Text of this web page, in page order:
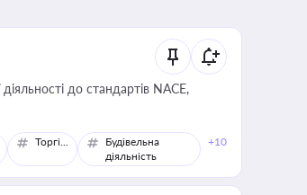
до стандартів NACE,
Торгівля
Будівельна
діяльність
+10